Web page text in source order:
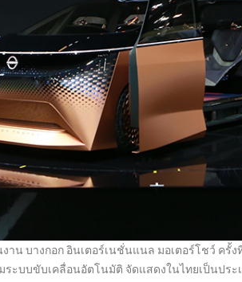
น บางกอก อินเตอร์เนชั่นแนล มอเตอร์โชว์ ครั้งที่
บบขับเคลื่อนอัตโนมัติ จัดแสดงในไทยเป็นประ